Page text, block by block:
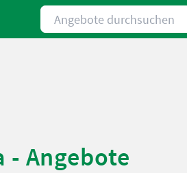
Angebote durchsuchen
Angebote